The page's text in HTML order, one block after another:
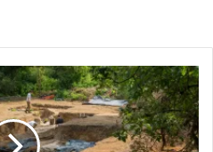
تم
العثور
على
أقدم
دليل